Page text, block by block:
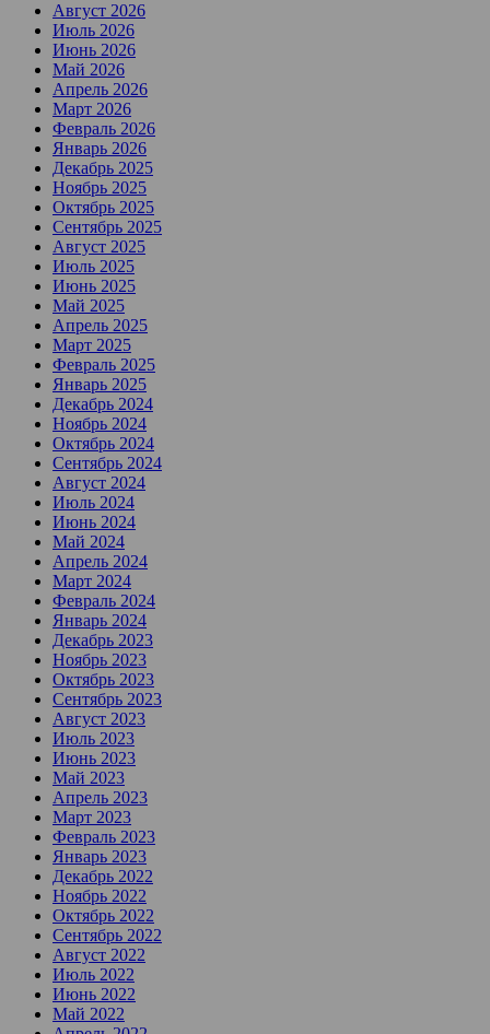
Август 2026
Июль 2026
Июнь 2026
Май 2026
Апрель 2026
Март 2026
Февраль 2026
Январь 2026
Декабрь 2025
Ноябрь 2025
Октябрь 2025
Сентябрь 2025
Август 2025
Июль 2025
Июнь 2025
Май 2025
Апрель 2025
Март 2025
Февраль 2025
Январь 2025
Декабрь 2024
Ноябрь 2024
Октябрь 2024
Сентябрь 2024
Август 2024
Июль 2024
Июнь 2024
Май 2024
Апрель 2024
Март 2024
Февраль 2024
Январь 2024
Декабрь 2023
Ноябрь 2023
Октябрь 2023
Сентябрь 2023
Август 2023
Июль 2023
Июнь 2023
Май 2023
Апрель 2023
Март 2023
Февраль 2023
Январь 2023
Декабрь 2022
Ноябрь 2022
Октябрь 2022
Сентябрь 2022
Август 2022
Июль 2022
Июнь 2022
Май 2022